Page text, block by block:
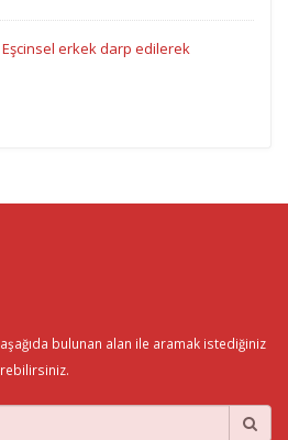
erkek darp edilerek
bulunan alan ile aramak istediğiniz